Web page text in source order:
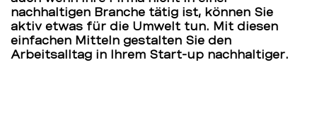
nachhaltigen Branche tätig ist, können Sie
aktiv etwas für die Umwelt tun. Mit diesen
einfachen Mitteln gestalten Sie den
Arbeitsalltag in Ihrem Start-up nachhaltiger.